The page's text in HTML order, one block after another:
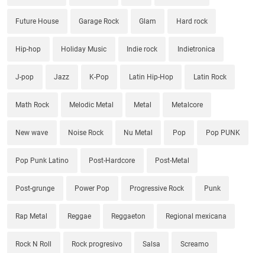
Future House Garage Rock Glam Hard rock
Hip-hop Holiday Music Indie rock Indietronica
J-pop Jazz K-Pop Latin Hip-Hop Latin Rock
Math Rock Melodic Metal Metal Metalcore
New wave Noise Rock Nu Metal Pop Pop PUNK
Pop Punk Latino Post-Hardcore Post-Metal
Post-grunge Power Pop Progressive Rock Punk
Rap Metal Reggae Reggaeton Regional mexicana
Rock N Roll Rock progresivo Salsa Screamo